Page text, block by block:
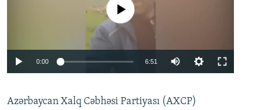
No media source currently available
0:00 6:51
360p
Azərbaycan Xalq Cəbhəsi Partiyası (AXCP)